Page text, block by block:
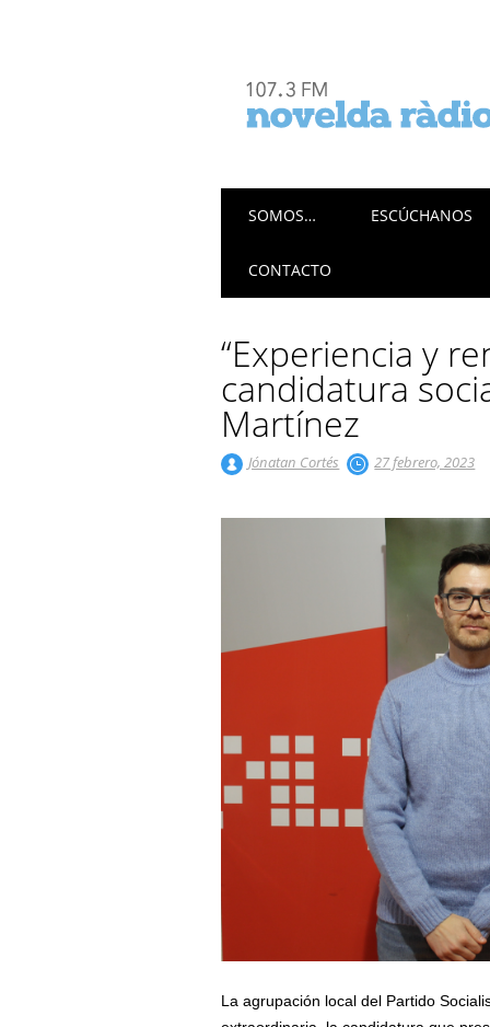
Menú principal
SOMOS… ESCÚCHANOS
CONTACTO
“Experiencia y
candidatura
Martínez
Jónatan Cortés 27 febrero, 2023
La agrupación local del Partido